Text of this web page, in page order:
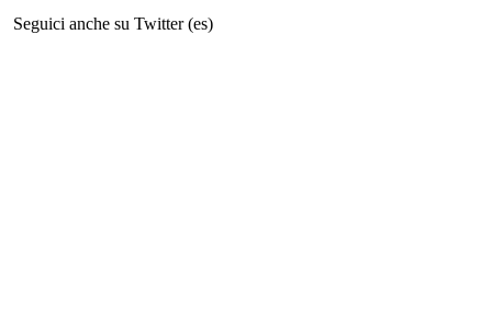
Seguici anche su Twitter (es)